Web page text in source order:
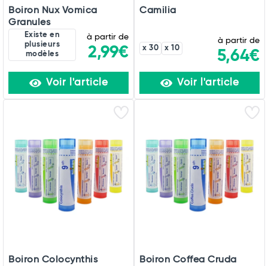
Total
Commander
Boiron Nux Vomica
Granules
Existe en
plusieurs
modèles
à partir de
2,99€
Voir l'article
Camilia
x 30 x 10
à partir de
5,64€
Voir l'article
Boiron Colocynthis
Boiron Coffea Cruda